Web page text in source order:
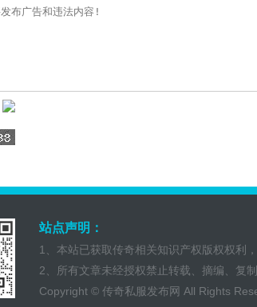
站点声明：
1、本站已获取传奇相关知识产权版权权利
2、所有文章未经授权禁止转载、摘编、复
Copyright © 传奇私服发布网 All Rights